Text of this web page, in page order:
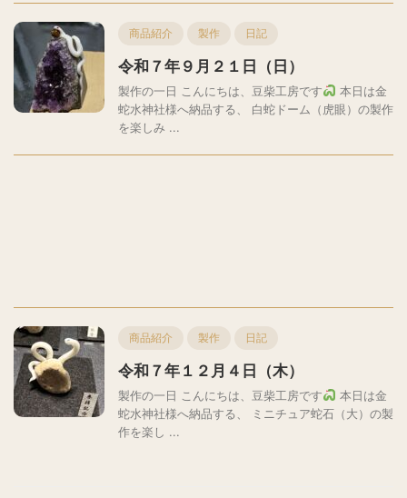
商品紹介 製作 日記
令和７年９月２１日（日）
製作の一日 こんにちは、豆柴工房です
本日は金
蛇水神社様へ納品する、 白蛇ドーム（虎眼）の製作
を楽しみ ...
商品紹介 製作 日記
令和７年１２月４日（木）
製作の一日 こんにちは、豆柴工房です
本日は金
蛇水神社様へ納品する、 ミニチュア蛇石（大）の製
作を楽し ...